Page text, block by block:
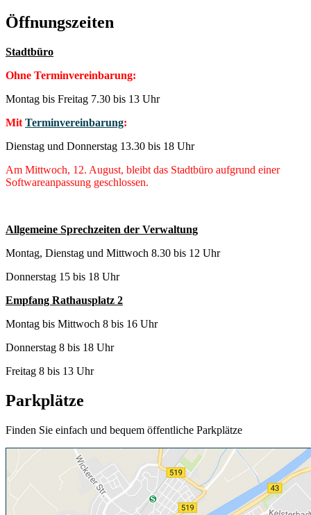
Öffnungszeiten
Stadtbüro
Ohne Terminvereinbarung:
Montag bis Freitag 7.30 bis 13 Uhr
Mit Terminvereinbarung:
Dienstag und Donnerstag 13.30 bis 18 Uhr
Am Mittwoch, 12. August, bleibt das Stadtbüro aufgrund einer
Softwareanpassung geschlossen.
Allgemeine Sprechzeiten der Verwaltung
Montag, Dienstag und Mittwoch 8.30 bis 12 Uhr
Donnerstag 15 bis 18 Uhr
Empfang Rathausplatz 2
Montag bis Mittwoch 8 bis 16 Uhr
Donnerstag 8 bis 18 Uhr
Freitag 8 bis 13 Uhr
Parkplätze
Finden Sie einfach und bequem öffentliche Parkplätze